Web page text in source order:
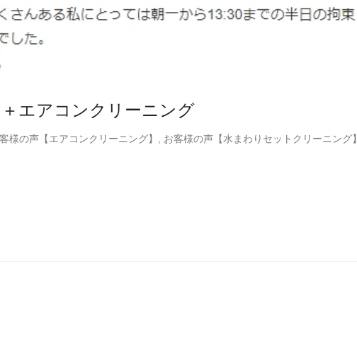
エアコンクリーニング
様の声【エアコンクリーニング】 , お客様の声【水まわりセットクリーニング】